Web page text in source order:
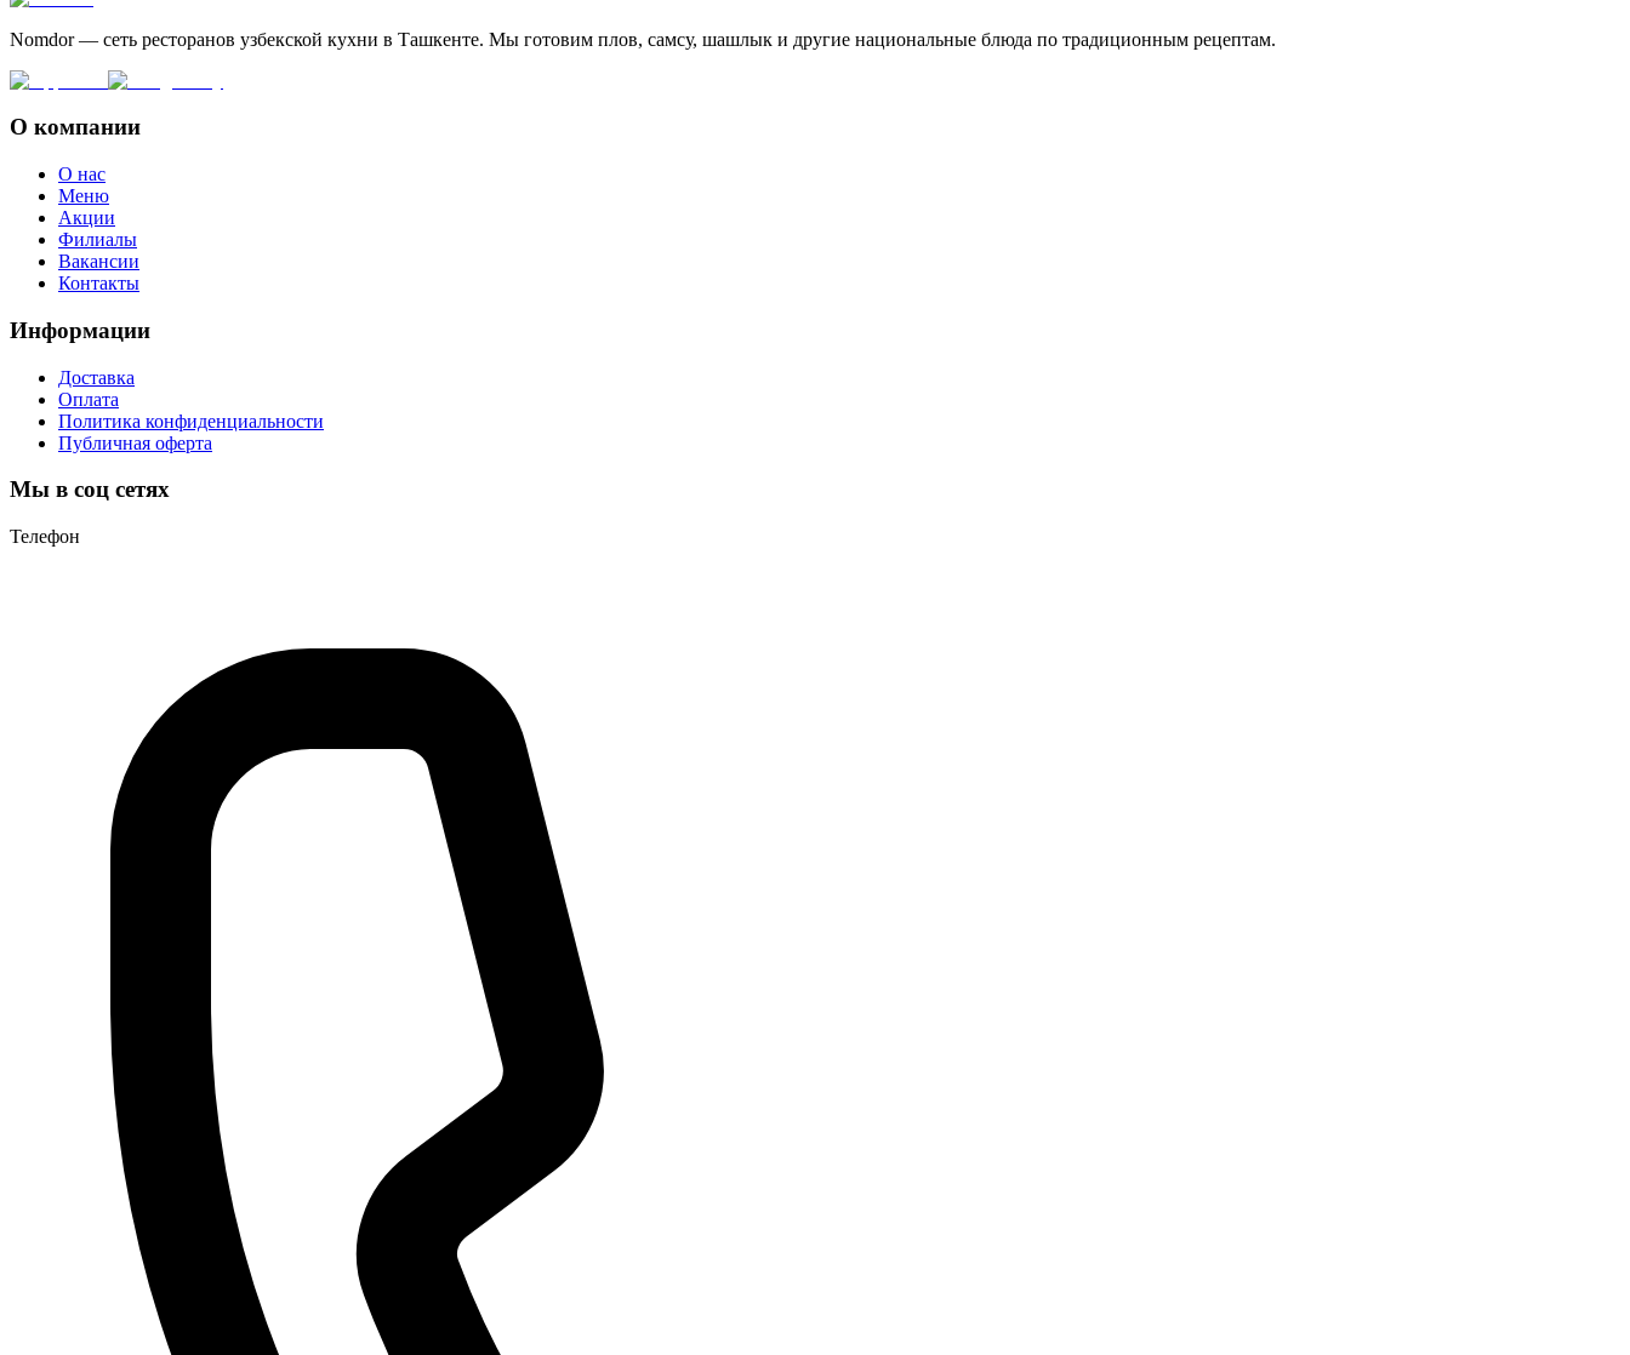
Nomdor — сеть ресторанов узбекской кухни в Ташкенте. Мы готовим плов, самсу, шашлык и другие национальные блюда по традиционным рецептам.
О компании
О нас
Меню
Акции
Филиалы
Вакансии
Контакты
Информации
Доставка
Оплата
Политика конфиденциальности
Публичная оферта
Мы в соц сетях
Телефон